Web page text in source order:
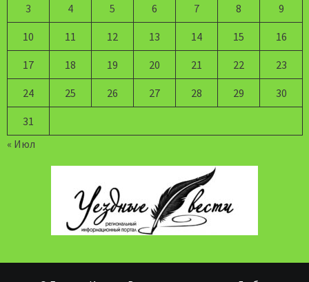
3 4 5 6 7 8 9
10 11 12 13 14 15 16
17 18 19 20 21 22 23
24 25 26 27 28 29 30
31
« Июл